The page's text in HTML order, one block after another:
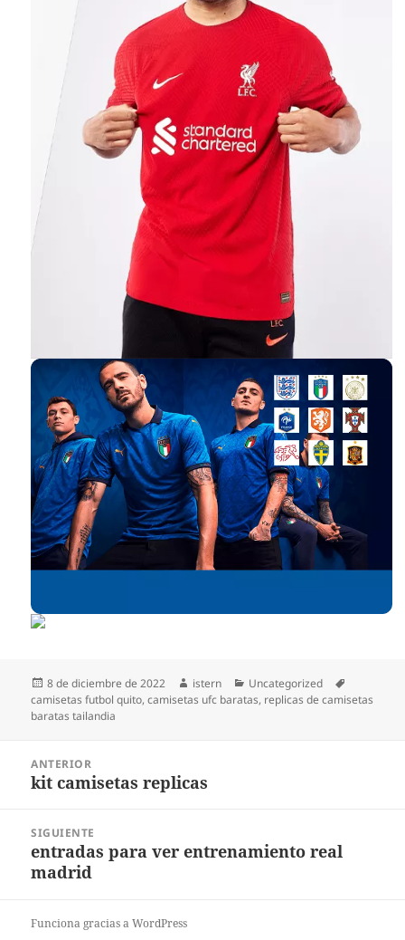
Publicado
el
8 de diciembre de 2022 Autor
istern Categorías
Uncategorized
camisetas futbol quito,camisetas ufc baratas, replicas de camisetas
baratas tailandia
entradas
ANTERIOR
Entrada
kit camisetas replicas
SIGUIENTE
Entrada
siguiente:
entradas para ver entrenamiento real
madrid
Funciona gracias a WordPress